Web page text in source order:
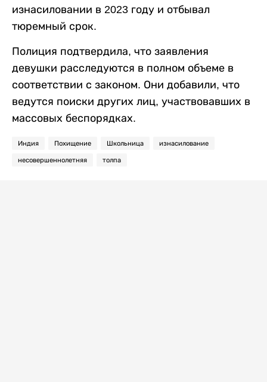
изнасиловании в 2023 году и отбывал
тюремный срок.
Полиция подтвердила, что заявления
девушки расследуются в полном объеме в
соответствии с законом. Они добавили, что
ведутся поиски других лиц, участвовавших в
массовых беспорядках.
Индия Похищение Школьница изнасилование
несовершеннолетняя толпа